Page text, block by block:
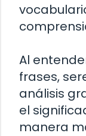
Al
frases,
análisis
el
manera